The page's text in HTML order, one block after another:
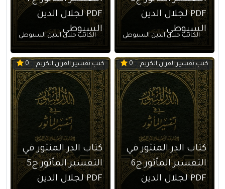
PDF لجلال الدين
السيوطي
الكاتب جلال الدين السيوطي
PDF لجلال الدين
السيوطي
الكاتب جلال الدين السيوطي
كتب تفسير القرآن الكريم 0
كتاب الدر المنثور في
التفسير المأثور ج6
PDF لجلال الدين
كتب تفسير القرآن الكريم 0
كتاب الدر المنثور في
التفسير المأثور ج5
PDF لجلال الدين